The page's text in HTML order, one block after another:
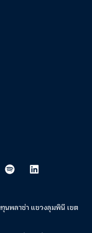
นพลาซ่า แขวงลุมพินี เขต